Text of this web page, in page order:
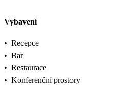
Vybavení
• Recepce
• Bar
• Restaurace
• Konferenční prostory